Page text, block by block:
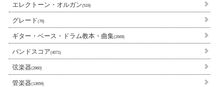
エレクトーン・オルガン(519)
グレード(76)
ギター・ベース・ドラム教本・曲集(2669)
バンドスコア(4071)
弦楽器(2860)
管楽器(13659)